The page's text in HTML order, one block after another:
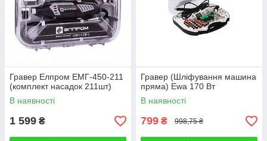
Гравер Елпром ЕМГ-450-211
(комплект насадок 211шт)
В наявності
1 599 ₴
Гравер (Шліфування машина
пряма) Ewa 170 Вт
В наявності
799 ₴ 998,75 ₴